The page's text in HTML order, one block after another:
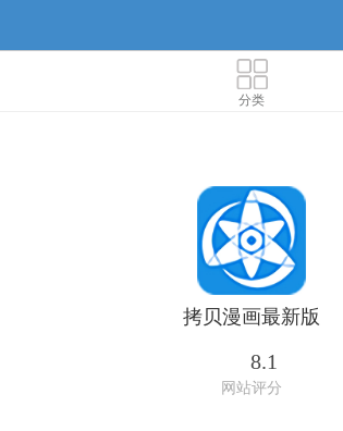
分类
拷贝漫画最新版
8.1
网站评分